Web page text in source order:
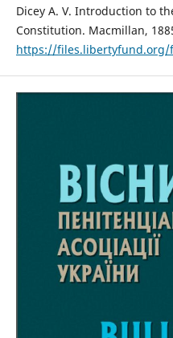
Dicey A. V. Introduction to
Constitution. Macmillan,
https://files.libertyfund.org/